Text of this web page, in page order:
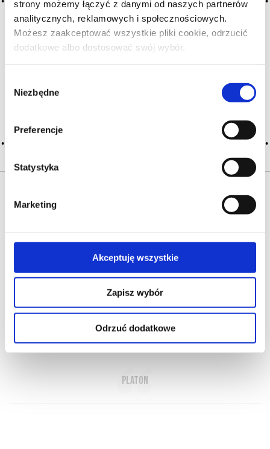
strony możemy łączyć z danymi od naszych partnerów
analitycznych, reklamowych i społecznościowych.
Możesz zaakceptować wszystkie pliki cookie, odrzucić
dodatkowe albo dostosować swój wybór.
zgody
Niezbędne
Preferencje
Statystyka
Marketing
Akceptuję wszystkie
Zapisz wybór
Odrzuć dodatkowe
Czy masz ukończone 18 lat?
zbudowane (dobrze)
2016-05-10
wino dobrze zrobione, harmonijne, zrównoważone
(równowaga), z ciałem, o zawiesistej konsystencji związanej
odpowiedzialna za starzenie się wina; w białych winach rolę
tę odgrywają … Więcej zbudowane (dobrze) →
OFERTA ONLINE PRODUCENCI
PRZEWODNIK
SŁOWNIK
In vino veritas - W winie prawda
Platon